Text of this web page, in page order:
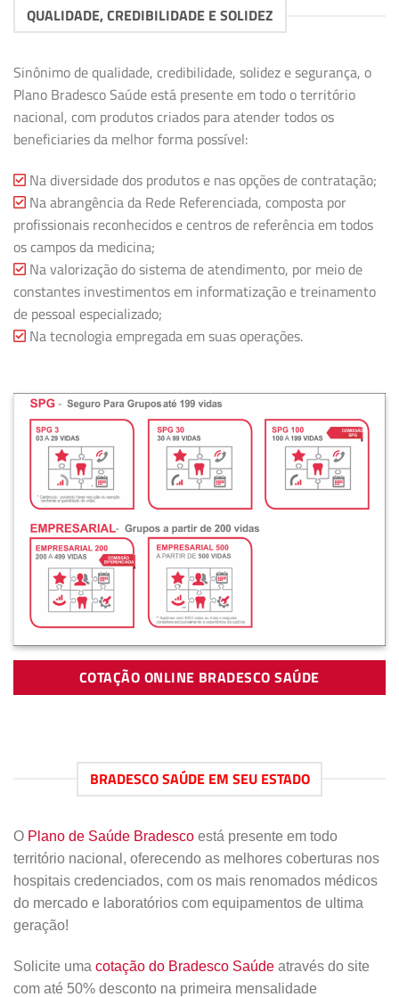
QUALIDADE, CREDIBILIDADE E SOLIDEZ
Sinônimo de qualidade, credibilidade, solidez e segurança, o
Plano Bradesco Saúde está presente em todo o território
nacional, com produtos criados para atender todos os
beneficiaries da melhor forma possível:
Na diversidade dos produtos e nas opções de contratação;
Na abrangência da Rede Referenciada, composta por
profissionais reconhecidos e centros de referência em todos
os campos da medicina;
Na valorização do sistema de atendimento, por meio de
constantes investimentos em informatização e treinamento
de pessoal especializado;
Na tecnologia empregada em suas operações.
COTAÇÃO ONLINE BRADESCO SAÚDE
BRADESCO SAÚDE EM SEU ESTADO
O Plano de Saúde Bradesco está presente em todo
território nacional, oferecendo as melhores coberturas nos
hospitais credenciados, com os mais renomados médicos
do mercado e laboratórios com equipamentos de ultima
geração!
Solicite uma cotação do Bradesco Saúde através do site
com até 50% desconto na primeira mensalidade